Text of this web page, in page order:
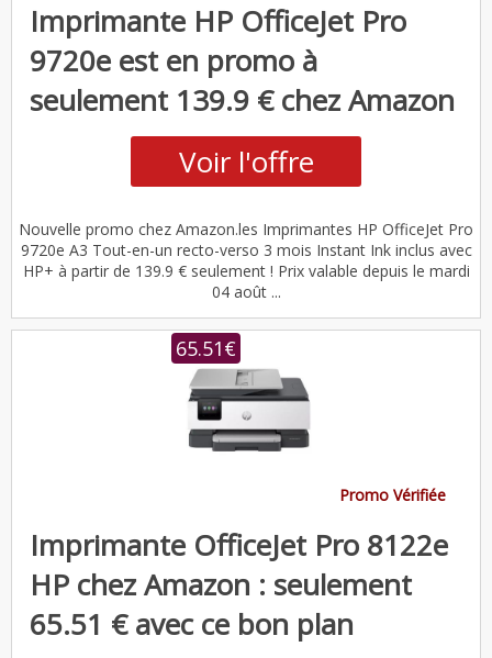
Imprimante HP OfficeJet Pro
9720e est en promo à
seulement 139.9 € chez Amazon
Voir l'offre
Nouvelle promo chez Amazon.les Imprimantes HP OfficeJet Pro
9720e A3 Tout-en-un recto-verso 3 mois Instant Ink inclus avec
HP+ à partir de 139.9 € seulement ! Prix valable depuis le mardi
04 août ...
65.51€
Promo Vérifiée
Imprimante OfficeJet Pro 8122e
HP chez Amazon : seulement
65.51 € avec ce bon plan